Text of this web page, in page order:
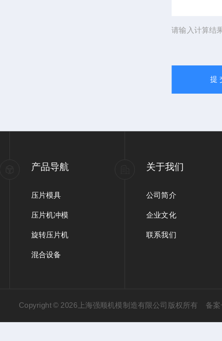
请输入计算结
产品导航
压片模具
压片机冲模
旋转压片机
混合设备
关于我们
公司简介
企业文化
联系我们
Copyright © 2026上海强顺机模制造有限公司版权所有 备